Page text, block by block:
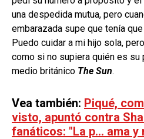
una despedida mutua, pero
embarazada supe que tenía
Puedo cuidar a mi hijo sola,
como si no supiera quién es su
medio británico The Sun.
Vea también: Piqué,
visto, apuntó contra
fanáticos: "La p… ama y